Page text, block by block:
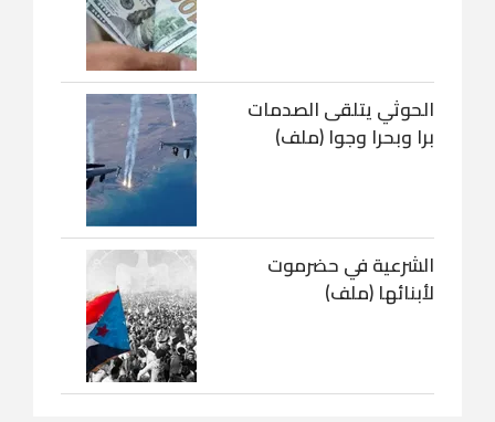
الحوثي يتلقى الصدمات
برا وبحرا وجوا (ملف)
الشرعية في حضرموت
لأبنائها (ملف)